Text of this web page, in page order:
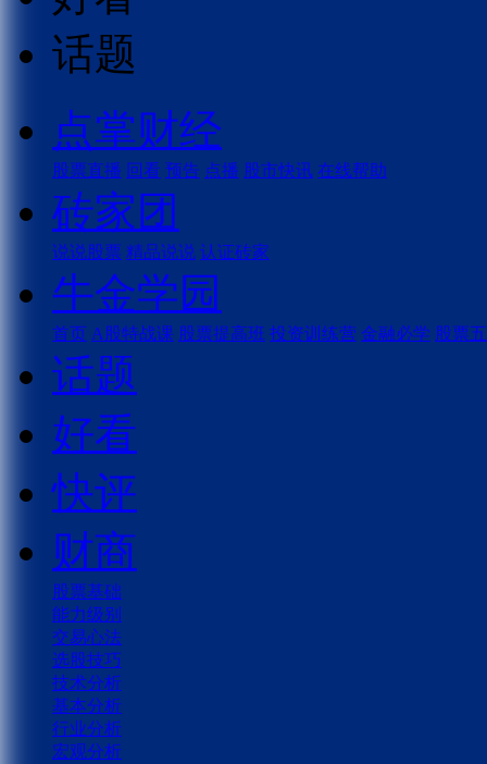
话题
点掌财经
股票直播 回看 预告 点播 股市快讯 在线帮助
砖家团
说说股票 精品说说 认证砖家
牛金学园
首页 A股特战课 股票提高班 投资训练营 金融必学 股票
话题
好看
快评
财商
股票基础
能力级别
交易心法
选股技巧
技术分析
基本分析
行业分析
宏观分析